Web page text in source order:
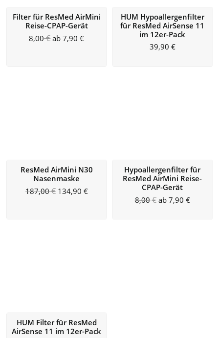
Filter für ResMed AirMini
Reise-CPAP-Gerät
8,00€ ab 7,90 €
HUM Hypoallergenfilter
für ResMed AirSense 11
im 12er-Pack
39,90 €
ResMed AirMini N30
Nasenmaske
187,00€ 134,90 €
Hypoallergenfilter für
ResMed AirMini Reise-
CPAP-Gerät
8,00€ ab 7,90 €
HUM Filter für ResMed
AirSense 11 im 12er-Pack